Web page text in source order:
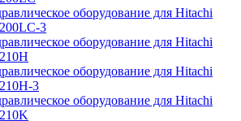
оборудование для Hitachi
3
оборудование для Hitachi
оборудование для Hitachi
3
оборудование для Hitachi